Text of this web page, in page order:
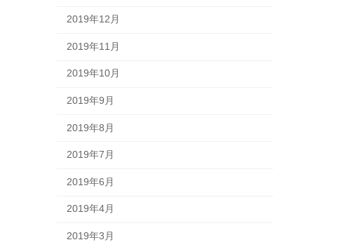
2019年12月
2019年11月
2019年10月
2019年9月
2019年8月
2019年7月
2019年6月
2019年4月
2019年3月